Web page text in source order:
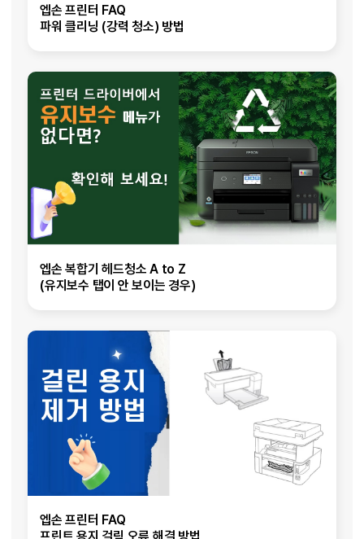
엡손 프린터 FAQ
파워 클리닝 (강력 청소) 방법
엡손 복합기 헤드청소 A to Z
(유지보수 탭이 안 보이는 경우)
엡손 프린터 FAQ